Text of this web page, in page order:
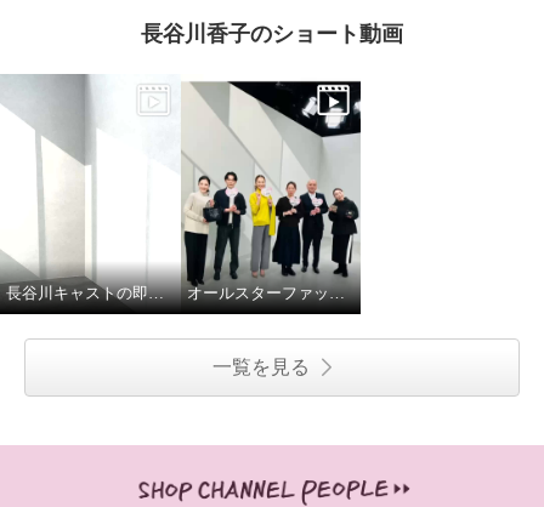
長谷川香子のショート動画
長谷川キャストの即興ダンス オールスターファッションデイ！
一覧を見る